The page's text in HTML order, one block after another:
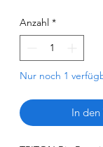
Anzahl *
Nur noch 1
In